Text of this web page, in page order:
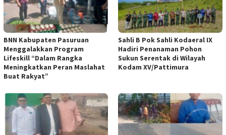
BNN Kabupaten Pasuruan
Menggalakkan Program
Lifeskill “Dalam Rangka
Meningkatkan Peran Maslahat
Buat Rakyat”
Sahli B Pok Sahli Kodaeral IX
Hadiri Penanaman Pohon
Sukun Serentak di Wilayah
Kodam XV/Pattimura